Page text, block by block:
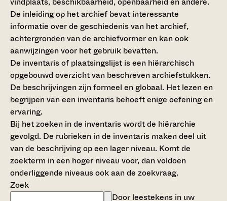
De inleiding op het archief bevat interessante
informatie over de geschiedenis van het archief,
achtergronden van de archiefvormer en kan ook
aanwijzingen voor het gebruik bevatten.
De inventaris of plaatsingslijst is een hiërarchisch
opgebouwd overzicht van beschreven archiefstukken.
De beschrijvingen zijn formeel en globaal. Het lezen en
begrijpen van een inventaris behoeft enige oefening en
ervaring.
Bij het zoeken in de inventaris wordt de hiërarchie
gevolgd. De rubrieken in de inventaris maken deel uit
van de beschrijving op een lager niveau. Komt de
zoekterm in een hoger niveau voor, dan voldoen
onderliggende niveaus ook aan de zoekvraag.
Zoek
Door leestekens in uw